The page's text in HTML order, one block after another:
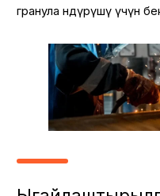
гранула өндүрүшү үчүн